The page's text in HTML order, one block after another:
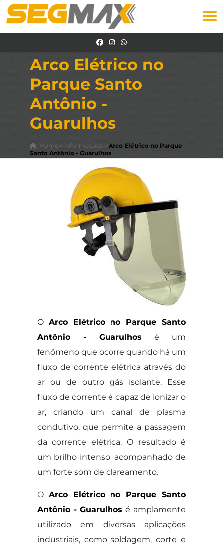
Arco Elétrico no
Parque Santo
Antônio -
Guarulhos
Home» Informações » Arco Elétrico no Parque
Santo Antônio - Guarulhos
O Arco Elétrico no Parque Santo
Antônio - Guarulhos é um
fenômeno que ocorre quando há um
fluxo de corrente elétrica através do
ar ou de outro gás isolante. Esse
fluxo de corrente é capaz de ionizar o
ar, criando um canal de plasma
condutivo, que permite a passagem
da corrente elétrica. O resultado é
um brilho intenso, acompanhado de
um forte som de clareamento.
O Arco Elétrico no Parque Santo
Antônio - Guarulhos é amplamente
utilizado em diversas aplicações
industriais, como soldagem, corte e